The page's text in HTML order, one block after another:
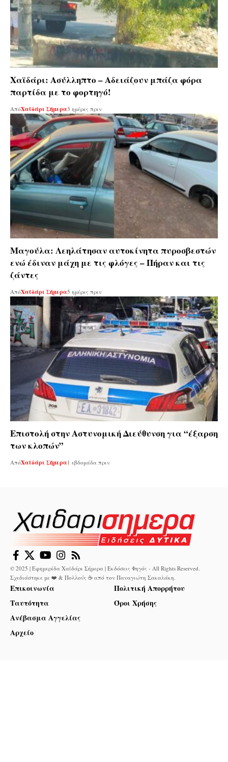
Χαϊδάρι: Ασύλληπτο – Αδειάζουν μπάζα φόρα
παρτίδα με το φορτηγό!
ΑπόΧαϊδάρι Σήμερα3 ημέρες πριν
Μαγούλα: Λεηλάτησαν αυτοκίνητα πυροσβεστών
ενώ έδιναν μάχη με τις φλόγες – Πήραν και τις
ζάντες
ΑπόΧαϊδάρι Σήμερα5 ημέρες πριν
Επιστολή στην Αστυνομική Διεύθυνση για “έξαρση
των κλοπών”
ΑπόΧαϊδάρι Σήμερα 1 εβδομάδα πριν
© 2025 | Εφημερίδα Χαϊδάρι Σήμερα | Εκδόσεις Φηγός - All Rights Reserved.
Σχεδιάστηκε με ❤️ & Πολλούς ☕ από τον Παναγιώτη Σακαλάκη.
Επικοινωνία
Ταυτότητα
Ανέβασμα Αγγελίας
Αρχείο
Πολιτική Απορρήτου
Όροι Χρήσης